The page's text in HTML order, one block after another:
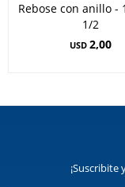
Rebose con anillo -
1/2
USD 2,00